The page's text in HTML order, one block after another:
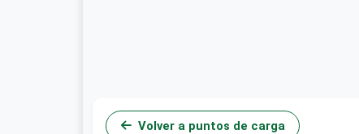
Volver a puntos de carga